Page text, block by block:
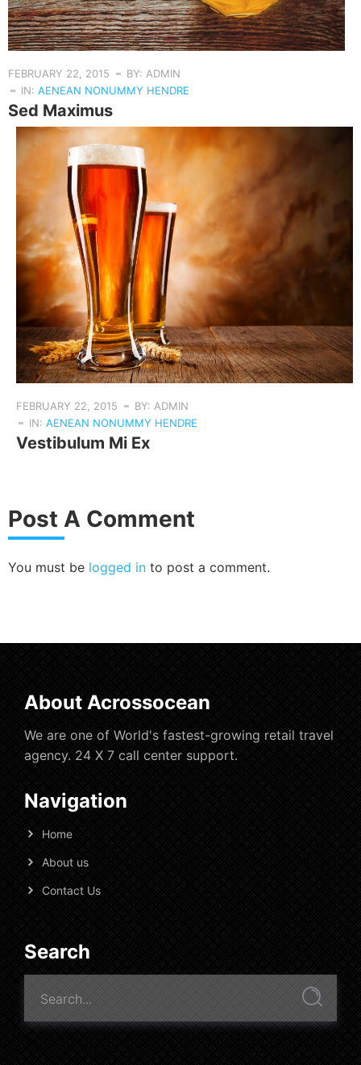
FEBRUARY 22, 2015
BY: ADMIN
IN: AENEAN NONUMMY HENDRE
Sed Maximus
FEBRUARY 22, 2015
BY: ADMIN
IN: AENEAN NONUMMY HENDRE
Vestibulum Mi Ex
Post A Comment
You must be logged in to post a comment.
About Acrossocean
We are one of World's fastest-growing retail travel
agency. 24 X 7 call center support.
Navigation
Home
About us
Contact Us
Search